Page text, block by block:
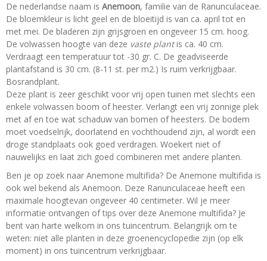
De nederlandse naam is Anemoon, familie van de Ranunculaceae.
De bloemkleur is licht geel en de bloeitijd is van ca. april tot en
met mei. De bladeren zijn grijsgroen en ongeveer 15 cm. hoog.
De volwassen hoogte van deze vaste plantis ca. 40 cm.
Verdraagt een temperatuur tot -30 gr. C. De geadviseerde
plantafstand is 30 cm. (8-11 st. per m2.) Is ruim verkrijgbaar.
Bosrandplant.
Deze plant is zeer geschikt voor vrij open tuinen met slechts een
enkele volwassen boom of heester. Verlangt een vrij zonnige plek
met af en toe wat schaduw van bomen of heesters. De bodem
moet voedselrijk, doorlatend en vochthoudend zijn, al wordt een
droge standplaats ook goed verdragen. Woekert niet of
nauwelijks en laat zich goed combineren met andere planten.
Ben je op zoek naar Anemone multifida? De Anemone multifida is
ook wel bekend als Anemoon. Deze Ranunculaceae heeft een
maximale hoogtevan ongeveer 40 centimeter. Wil je meer
informatie ontvangen of tips over deze Anemone multifida? Je
bent van harte welkom in ons tuincentrum. Belangrijk om te
weten: niet alle planten in deze groenencyclopedie zijn (op elk
moment) in ons tuincentrum verkrijgbaar.